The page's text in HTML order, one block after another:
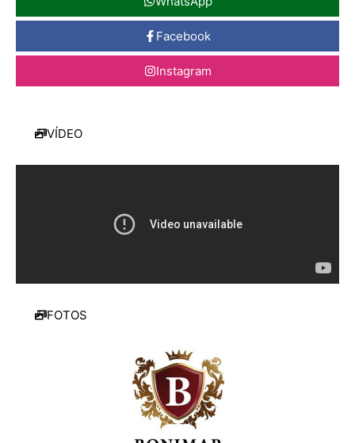
Facebook
Instagram
VÍDEO
FOTOS